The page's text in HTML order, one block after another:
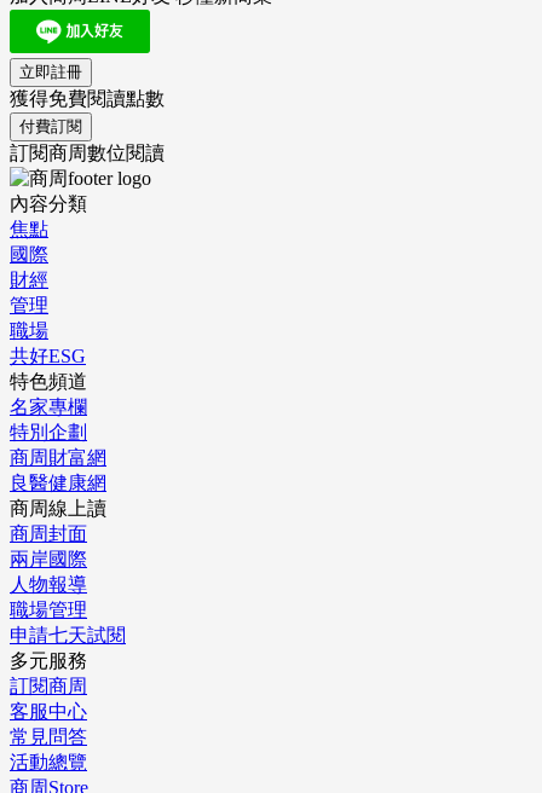
立即註冊
獲得免費閱讀點數
付費訂閱
訂閱商周數位閱讀
內容分類
焦點
國際
財經
管理
職場
共好ESG
特色頻道
名家專欄
特別企劃
商周財富網
良醫健康網
商周線上讀
商周封面
兩岸國際
人物報導
職場管理
申請七天試閱
多元服務
訂閱商周
客服中心
常見問答
活動總覽
商周Store